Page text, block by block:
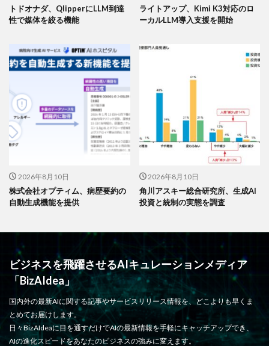
トドオナダ、QlipperにLLM到達
性で媒体を絞る機能
ライトアップ、Kimi K3対応のロ
ーカルLLM導入支援を開始
2026年8月10日
株式会社オプティム、病歴要約の
自動生成機能を提供
2026年8月10日
角川アスキー総合研究所、生成AI
投資と統制の実態を調査
ビジネスを飛躍させるAIキュレーションメディア
「BizAIdea」
国内外の最新AIに関する記事やサービスリリース情報を、どこよりも早くま
とめてお届けします。
日々BizAIdeaに目を通すだけでAIの最新情報を手軽にキャッチアップでき、
AIの進化スピードをあなたのビジネスの強みに変えます。